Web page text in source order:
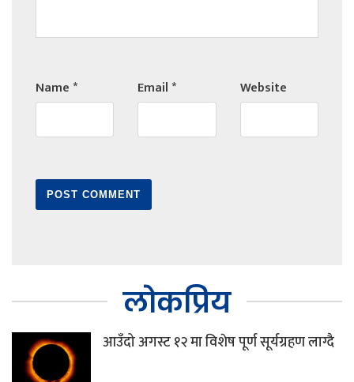
Name* Email* Website
लोकप्रिय
आउँदो अगस्ट १२ मा विशेष पूर्ण सूर्यग्रहण लाग्दै